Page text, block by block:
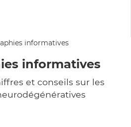
informatives
et conseils sur les